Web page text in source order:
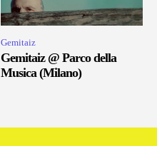
Gemitaiz
Gemitaiz @ Parco della
Musica (Milano)